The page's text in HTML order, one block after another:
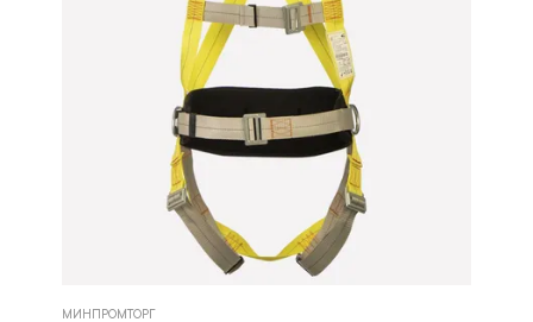
МИНПРОМТОРГ